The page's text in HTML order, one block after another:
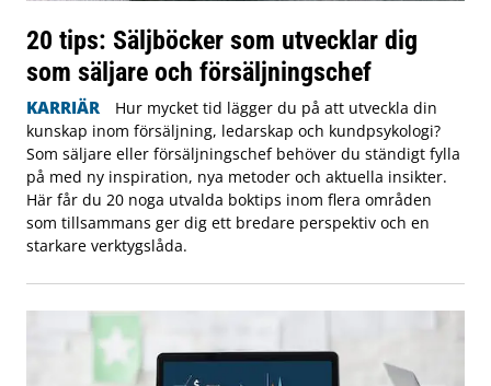
20 tips: Säljböcker som utvecklar dig
som säljare och försäljningschef
KARRIÄR
Hur mycket tid lägger du på att utveckla din
kunskap inom försäljning, ledarskap och kundpsykologi?
Som säljare eller försäljningschef behöver du ständigt fylla
på med ny inspiration, nya metoder och aktuella insikter.
Här får du 20 noga utvalda boktips inom flera områden
som tillsammans ger dig ett bredare perspektiv och en
starkare verktygslåda.